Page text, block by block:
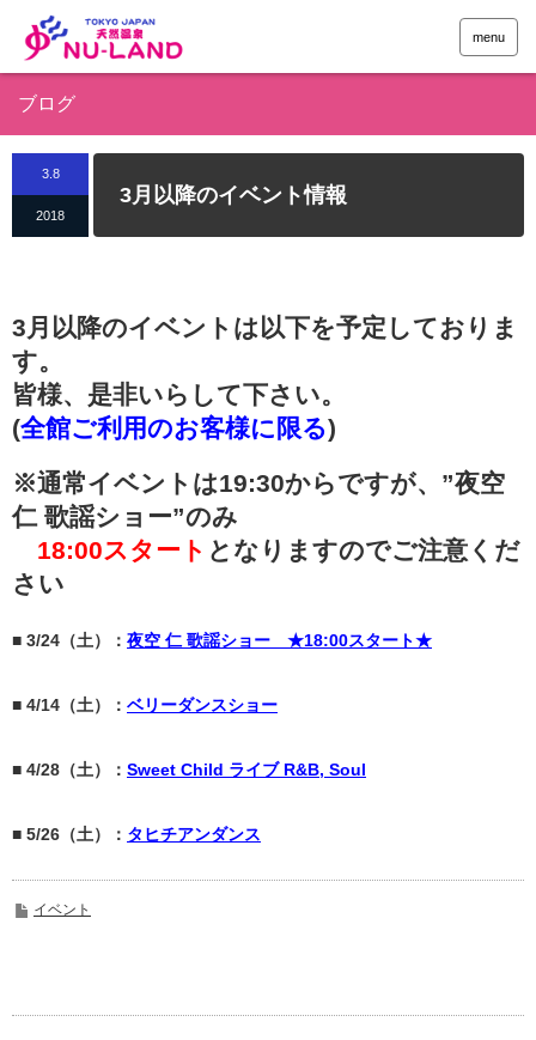
menu
ブログ
3.8
2018
3月以降のイベント情報
3月以降のイベントは以下を予定しておりま
す。
皆様、是非いらして下さい。
(全館ご利用のお客様に限る)
※通常イベントは19:30からですが、”夜空
仁 歌謡ショー”のみ
18:00スタート となりますのでご注意くだ
さい
■ 3/24（土）： 夜空 仁 歌謡ショー ★18:00スタート★
■ 4/14（土）： ベリーダンスショー
■ 4/28（土）： Sweet Child ライブ R&B, Soul
■ 5/26（土）： タヒチアンダンス
イベント